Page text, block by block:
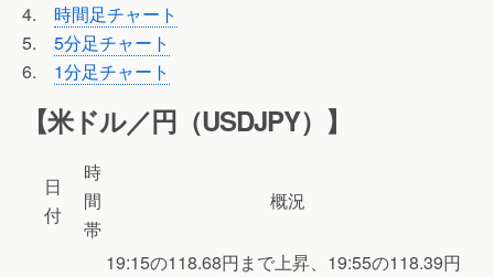
4. 時間足チャート
5. 5分足チャート
6. 1分足チャート
【米ドル／円（USDJPY）】
日
付
時
間
帯
概況
19:15の118.68円まで上昇、19:55の118.39円